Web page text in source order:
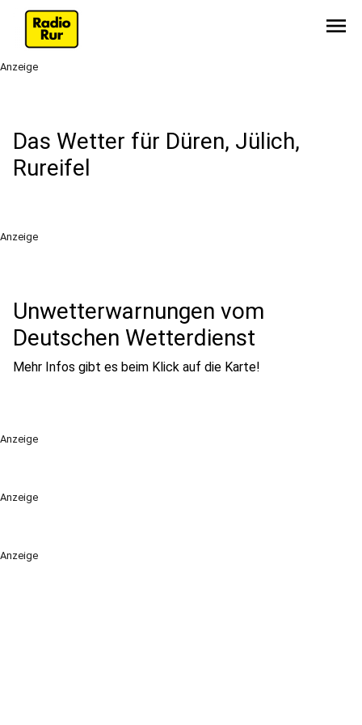
menu
Anzeige
Das Wetter für Düren, Jülich,
Rureifel
Anzeige
Unwetterwarnungen vom
Deutschen Wetterdienst
Mehr Infos gibt es beim Klick auf die Karte!
Anzeige
Anzeige
Anzeige